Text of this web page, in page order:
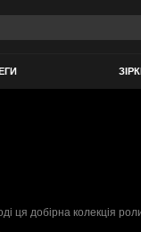
добірна колекція